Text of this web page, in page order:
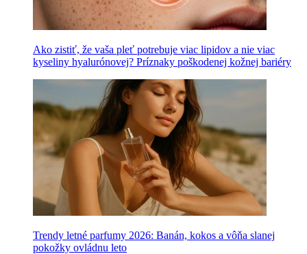
Ako zistiť, že vaša pleť potrebuje viac lipidov a nie viac
kyseliny hyalurónovej? Príznaky poškodenej kožnej bariéry
Trendy letné parfumy 2026: Banán, kokos a vôňa slanej
pokožky ovládnu leto